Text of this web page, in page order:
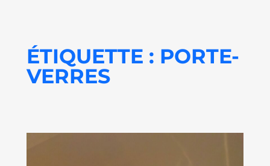
ÉTIQUETTE : PORTE-
VERRES